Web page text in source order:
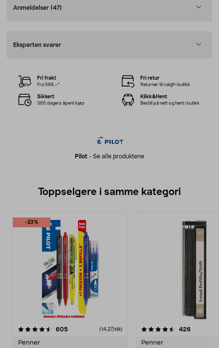
Anmeldelser (47)
Eksperten svarer
Pilot - Se alle produktene
Fri frakt
Fra 599,–*
Fri retur
Returner til valgfri butikk
Sikkert
365 dagers åpent kjøp
Klikk&Hent
Bestill på nett og hent i butikk
Toppselgere i samme kategori
-23%
605anmeldelser(14,27/stk)
Penner
4.5 av 5 stjerner 426
Penner
4.5 av 5 stjerner